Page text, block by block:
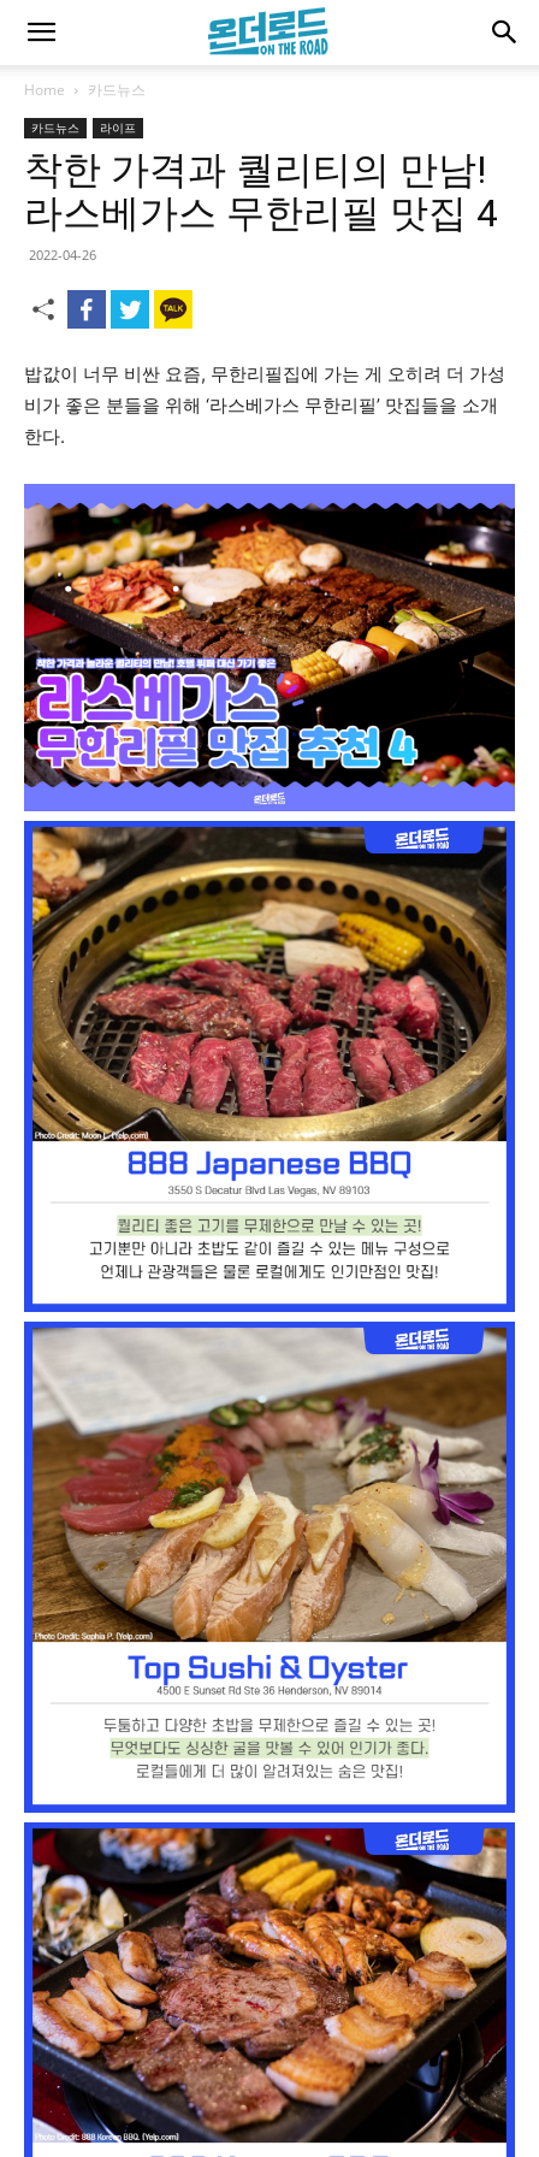
Home 카드뉴스
카드뉴스 라이프
착한 가격과 퀄리티의 만남!
라스베가스 무한리필 맛집 4
2022-04-26
밥값이 너무 비싼 요즘, 무한리필집에 가는 게 오히려 더 가성
비가 좋은 분들을 위해 ‘라스베가스 무한리필’ 맛집들을 소개
한다.